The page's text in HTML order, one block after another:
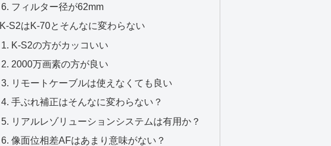
フィルター径が62mm
K-S2はK-70とそんなに変わらない
K-S2の方がカッコいい
2000万画素の方が良い
リモートケーブルは使えなくても良い
手ぶれ補正はそんなに変わらない？
リアルレゾリューションシステムは有用か？
像面位相差AFはあまり意味がない？